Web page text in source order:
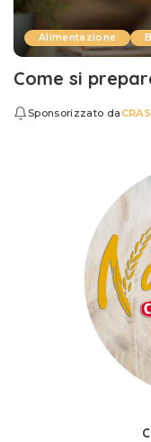
Alimentazione
Come si
Sponsorizzato da